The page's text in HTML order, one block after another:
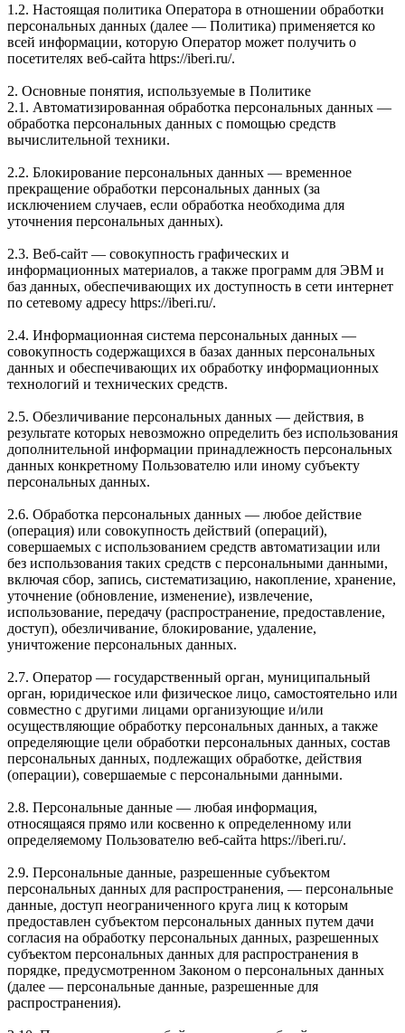
1.2. Настоящая политика Оператора в отношении обработки
персональных данных (далее — Политика) применяется ко
всей информации, которую Оператор может получить о
посетителях веб-сайта https://iberi.ru/.
2. Основные понятия, используемые в Политике
2.1. Автоматизированная обработка персональных данных —
обработка персональных данных с помощью средств
вычислительной техники.
2.2. Блокирование персональных данных — временное
прекращение обработки персональных данных (за
исключением случаев, если обработка необходима для
уточнения персональных данных).
2.3. Веб-сайт — совокупность графических и
информационных материалов, а также программ для ЭВМ и
баз данных, обеспечивающих их доступность в сети интернет
по сетевому адресу https://iberi.ru/.
2.4. Информационная система персональных данных —
совокупность содержащихся в базах данных персональных
данных и обеспечивающих их обработку информационных
технологий и технических средств.
2.5. Обезличивание персональных данных — действия, в
результате которых невозможно определить без использования
дополнительной информации принадлежность персональных
данных конкретному Пользователю или иному субъекту
персональных данных.
2.6. Обработка персональных данных — любое действие
(операция) или совокупность действий (операций),
совершаемых с использованием средств автоматизации или
без использования таких средств с персональными данными,
включая сбор, запись, систематизацию, накопление, хранение,
уточнение (обновление, изменение), извлечение,
использование, передачу (распространение, предоставление,
доступ), обезличивание, блокирование, удаление,
уничтожение персональных данных.
2.7. Оператор — государственный орган, муниципальный
орган, юридическое или физическое лицо, самостоятельно или
совместно с другими лицами организующие и/или
осуществляющие обработку персональных данных, а также
определяющие цели обработки персональных данных, состав
персональных данных, подлежащих обработке, действия
(операции), совершаемые с персональными данными.
2.8. Персональные данные — любая информация,
относящаяся прямо или косвенно к определенному или
определяемому Пользователю веб-сайта https://iberi.ru/.
2.9. Персональные данные, разрешенные субъектом
персональных данных для распространения, — персональные
данные, доступ неограниченного круга лиц к которым
предоставлен субъектом персональных данных путем дачи
согласия на обработку персональных данных, разрешенных
субъектом персональных данных для распространения в
порядке, предусмотренном Законом о персональных данных
(далее — персональные данные, разрешенные для
распространения).